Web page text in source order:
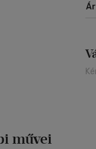
művei